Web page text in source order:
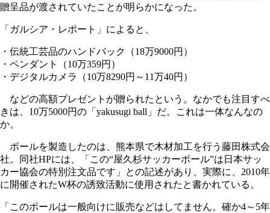
贈呈品が渡されていたことが明らかになった。
「ガルシア・レポート」によると、
・伝統工芸品のハンドバック（18万9000円）
・ペンダント（10万359円）
・デジタルカメラ（10万8290円～11万40円）
などの高額プレゼントが贈られたという。なかでも注目すべ
きは、10万5000円の「yakusugi ball」だ。これは一体なんなの
か。
ボールを製造したのは、熊本県で木材加工を行う藤田株式会
社。同社HPには、「この“屋久杉サッカーボール”は日本サッ
カー協会の特別注文品です」との記述があり、実際に、2010年
に開催されたW杯の誘致活動に使用されたと書かれている。
「このボールは一般向けに販売などはしてません。確か4～5年